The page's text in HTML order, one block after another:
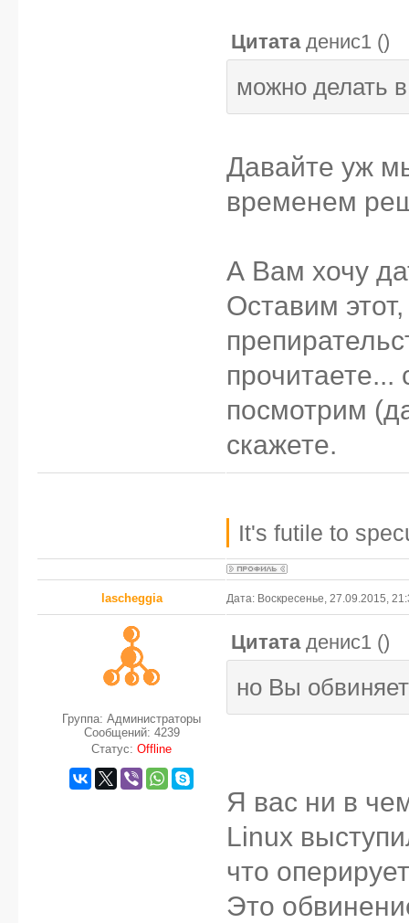
Цитата денис1 ()
можно делать
Давайте уж
временем
А Вам хочу
Оставим
прочитаете...
посмотрим
скажете.
It's futile to
lascheggia Дата: Воскресенье, 27.09.2015,
Группа: Администраторы
Сообщений: 4239
Статус: Offline
Цитата денис1 ()
но Вы
Я вас ни в
Linux
что
Это